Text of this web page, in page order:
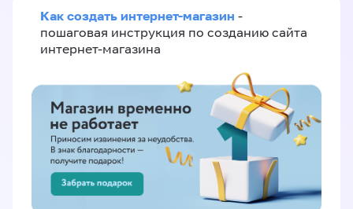
Как создать интернет-магазин -
пошаговая инструкция по созданию сайта
интернет-магазина